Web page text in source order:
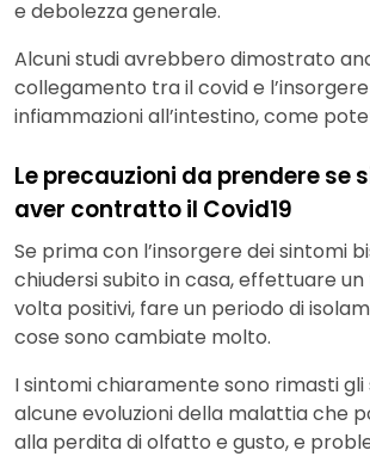
e debolezza generale.
Alcuni studi avrebbero dimostrato
collegamento tra il covid e
infiammazioni all’intestino, come
Le precauzioni da prendere se
aver contratto il Covid19
Se prima con l’insorgere dei sintomi
chiudersi subito in casa, effettuare
volta positivi, fare un periodo di
cose sono cambiate molto.
I sintomi chiaramente sono rimasti
alcune evoluzioni della malattia che
alla perdita di olfatto e gusto, e